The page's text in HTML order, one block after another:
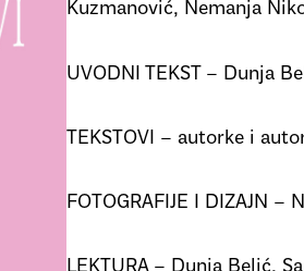
Kuzmanović, Nemanja
UVODNI TEKST – Dunja
TEKSTOVI – autorke i
FOTOGRAFIJE I DIZAJN –